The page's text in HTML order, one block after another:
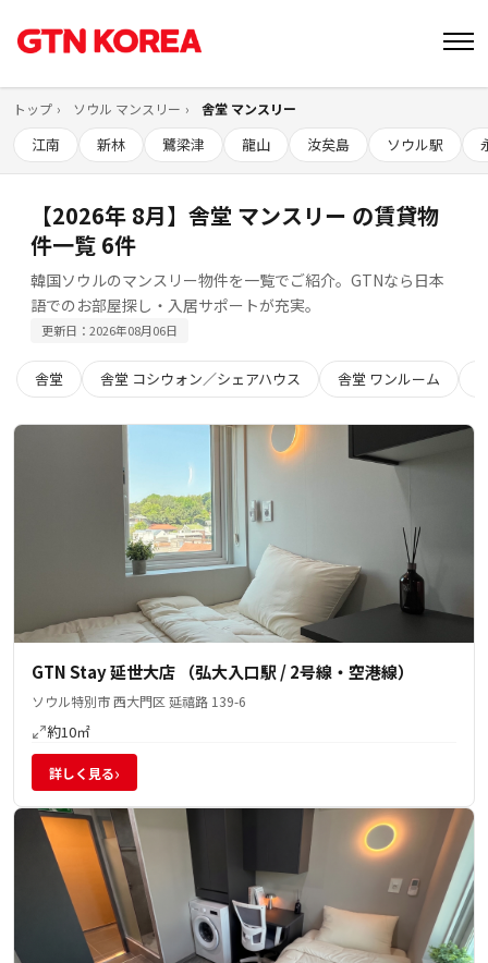
トップ ソウル マンスリー 舎堂 マンスリー
江南 新林 鷺梁津 龍山 汝矣島 ソウル駅
【2026年 8月】舎堂 マンスリー の賃貸物
件一覧 6件
韓国ソウルのマンスリー物件を一覧でご紹介。GTNなら日本
語でのお部屋探し・入居サポートが充実。
更新日：2026年08月06日
舎堂 舎堂 コシウォン／シェアハウス 舎堂 ワンルーム
GTN Stay 延世大店 （弘大入口駅 / 2号線・空港線）
ソウル特別市 西大門区 延禧路 139-6
約10㎡
詳しく見る›